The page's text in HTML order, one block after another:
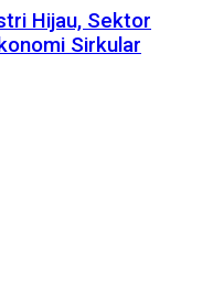
Hijau, Sektor
Sirkular